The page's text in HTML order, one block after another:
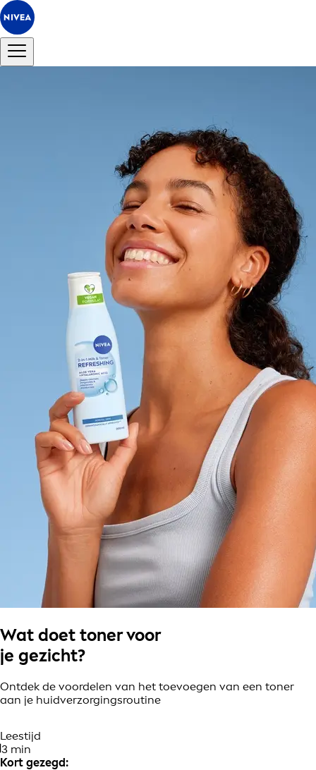
Wat doet toner voor
je gezicht?
Ontdek de voordelen van het toevoegen van een toner
aan je huidverzorgingsroutine
Leestijd
3 min
Kort gezegd: